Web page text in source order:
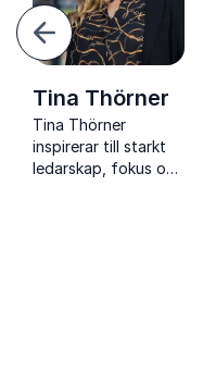
Tina Thörner
Tina Thörner
inspirerar till starkt
ledarskap, fokus och